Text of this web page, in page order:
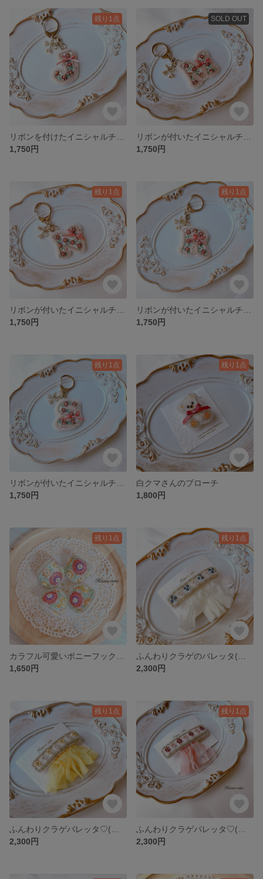
残り1点
1,750円
SOLD OUT
1,750円
残り1点
1,750円
残り1点
1,750円
残り1点
1,750円
残り1点
白クマさんのブローチ
1,800円
残り1点
1,650円
残り1点
2,300円
残り1点
2,300円
残り1点
2,300円